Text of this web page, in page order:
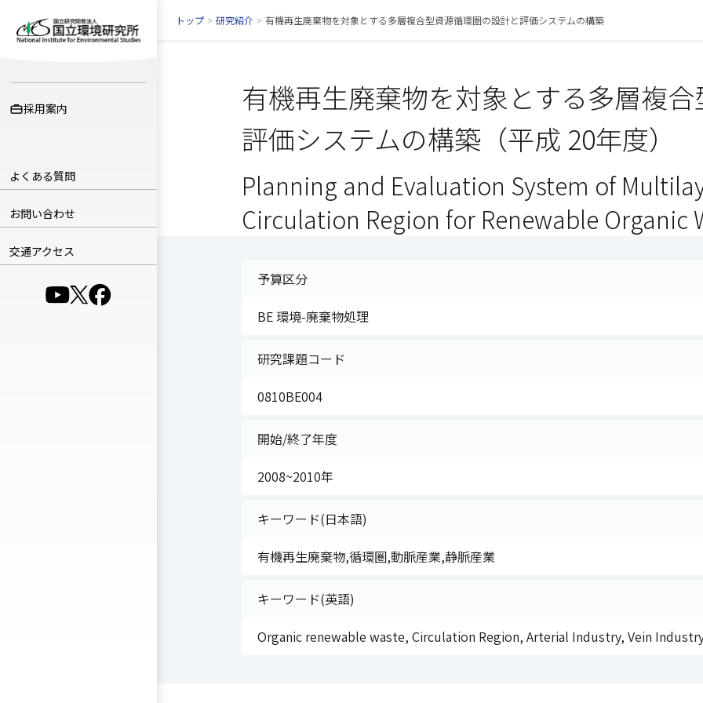
採用案内
よくある質問
お問い合わせ
交通アクセス
（別ウインドウで開きます）
（別ウインドウで開きます）
（別ウインドウで開きます）
トップ > 研究紹介 > 有機再生廃棄物を対象とする多層複合型資源循環圏の設計と評価システムの構築
有機再生廃棄物を対象とする多層複
評価システムの構築（平成 20年度）
Planning and Evaluation System of
Circulation Region for Renewable Organic
予算区分
BE 環境-廃棄物処理
研究課題コード
0810BE004
開始/終了年度
2008~2010年
キーワード(日本語)
有機再生廃棄物,循環圏,動脈産業,静脈産業
キーワード(英語)
Organic renewable waste, Circulation Region, Arterial Industry, Vein